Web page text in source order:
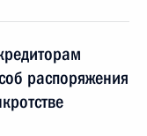
распоряжения